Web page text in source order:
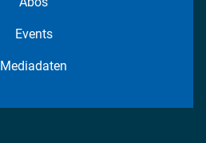
Events
Mediadaten